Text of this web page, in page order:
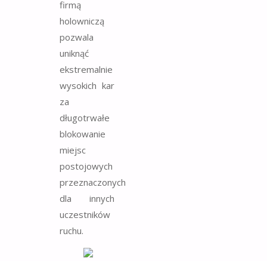
firmą
holowniczą
pozwala
uniknąć
ekstremalnie
wysokich kar
za
długotrwałe
blokowanie
miejsc
postojowych
przeznaczonych
dla innych
uczestników
ruchu.